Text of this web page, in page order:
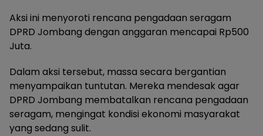
Aksi ini menyoroti rencana pengadaan seragam
DPRD Jombang dengan anggaran mencapai Rp500
Juta.
Dalam aksi tersebut, massa secara bergantian
menyampaikan tuntutan. Mereka mendesak agar
DPRD Jombang membatalkan rencana pengadaan
seragam, mengingat kondisi ekonomi masyarakat
yang sedang sulit.